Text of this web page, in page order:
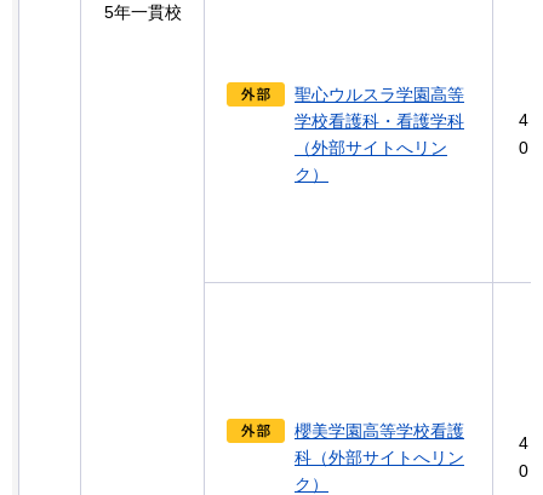
5年一貫校
聖心ウルスラ学園高等
学校看護科・看護学科
（外部サイトへリン
ク）
4
0
櫻美学園高等学校看護
科（外部サイトへリン
ク）
4
0